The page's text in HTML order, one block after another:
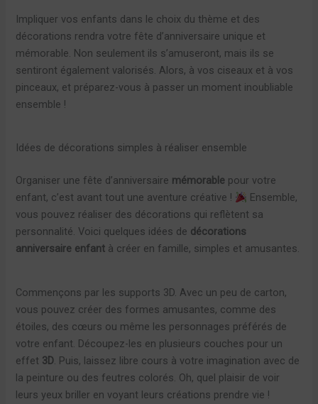
Impliquer vos enfants dans le choix du thème et des
décorations rendra votre fête d’anniversaire unique et
mémorable. Non seulement ils s’amuseront, mais ils se
sentiront également valorisés. Alors, à vos ciseaux et à vos
pinceaux, et préparez-vous à passer un moment inoubliable
ensemble !
Idées de décorations simples à réaliser ensemble
Organiser une fête d’anniversaire mémorable pour votre
enfant, c’est avant tout une aventure créative !
Ensemble,
vous pouvez réaliser des décorations qui reflètent sa
personnalité. Voici quelques idées de décorations
anniversaire enfant à créer en famille, simples et amusantes.
Commençons par les supports 3D. Avec un peu de carton,
vous pouvez créer des formes amusantes, comme des
étoiles, des cœurs ou même les personnages préférés de
votre enfant. Découpez-les en plusieurs couches pour un
effet 3D. Puis, laissez libre cours à votre imagination avec de
la peinture ou des feutres colorés. Oh, quel plaisir de voir
leurs yeux briller en voyant leurs créations prendre vie !